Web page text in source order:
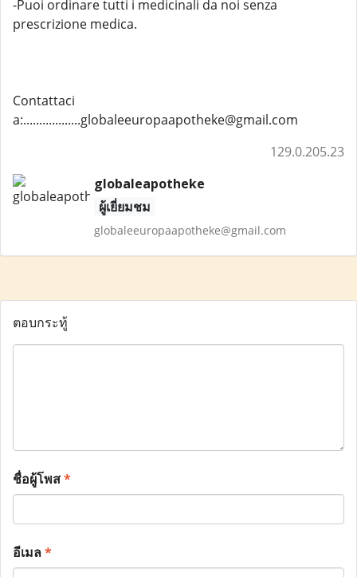
-Puoi ordinare tutti i medicinali da noi senza
prescrizione medica.
Contattaci
a:..................globaleeuropaapotheke@gmail.com
129.0.205.23
globaleapotheke
ผู้เยี่ยมชม
globaleeuropaapotheke@gmail.com
ตอบกระทู้
ชื่อผู้โพส*
อีเมล*